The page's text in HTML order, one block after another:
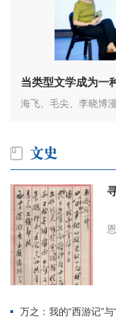
当类型文学成为一
海飞、毛尖、李晓博
万之：我的“西游记”与